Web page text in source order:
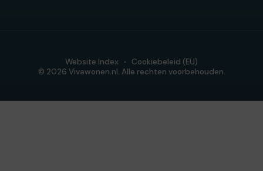
© 2026 Vivawonen.nl. Alle rechten voorbehouden.
Website Index Cookiebeleid (EU)